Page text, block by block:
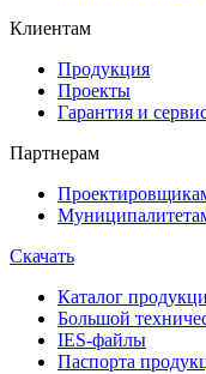
Клиентам
Продукция
Проекты
Гарантия и
Партнерам
Скачать
Каталог
Большой
IES-файлы
Паспорта